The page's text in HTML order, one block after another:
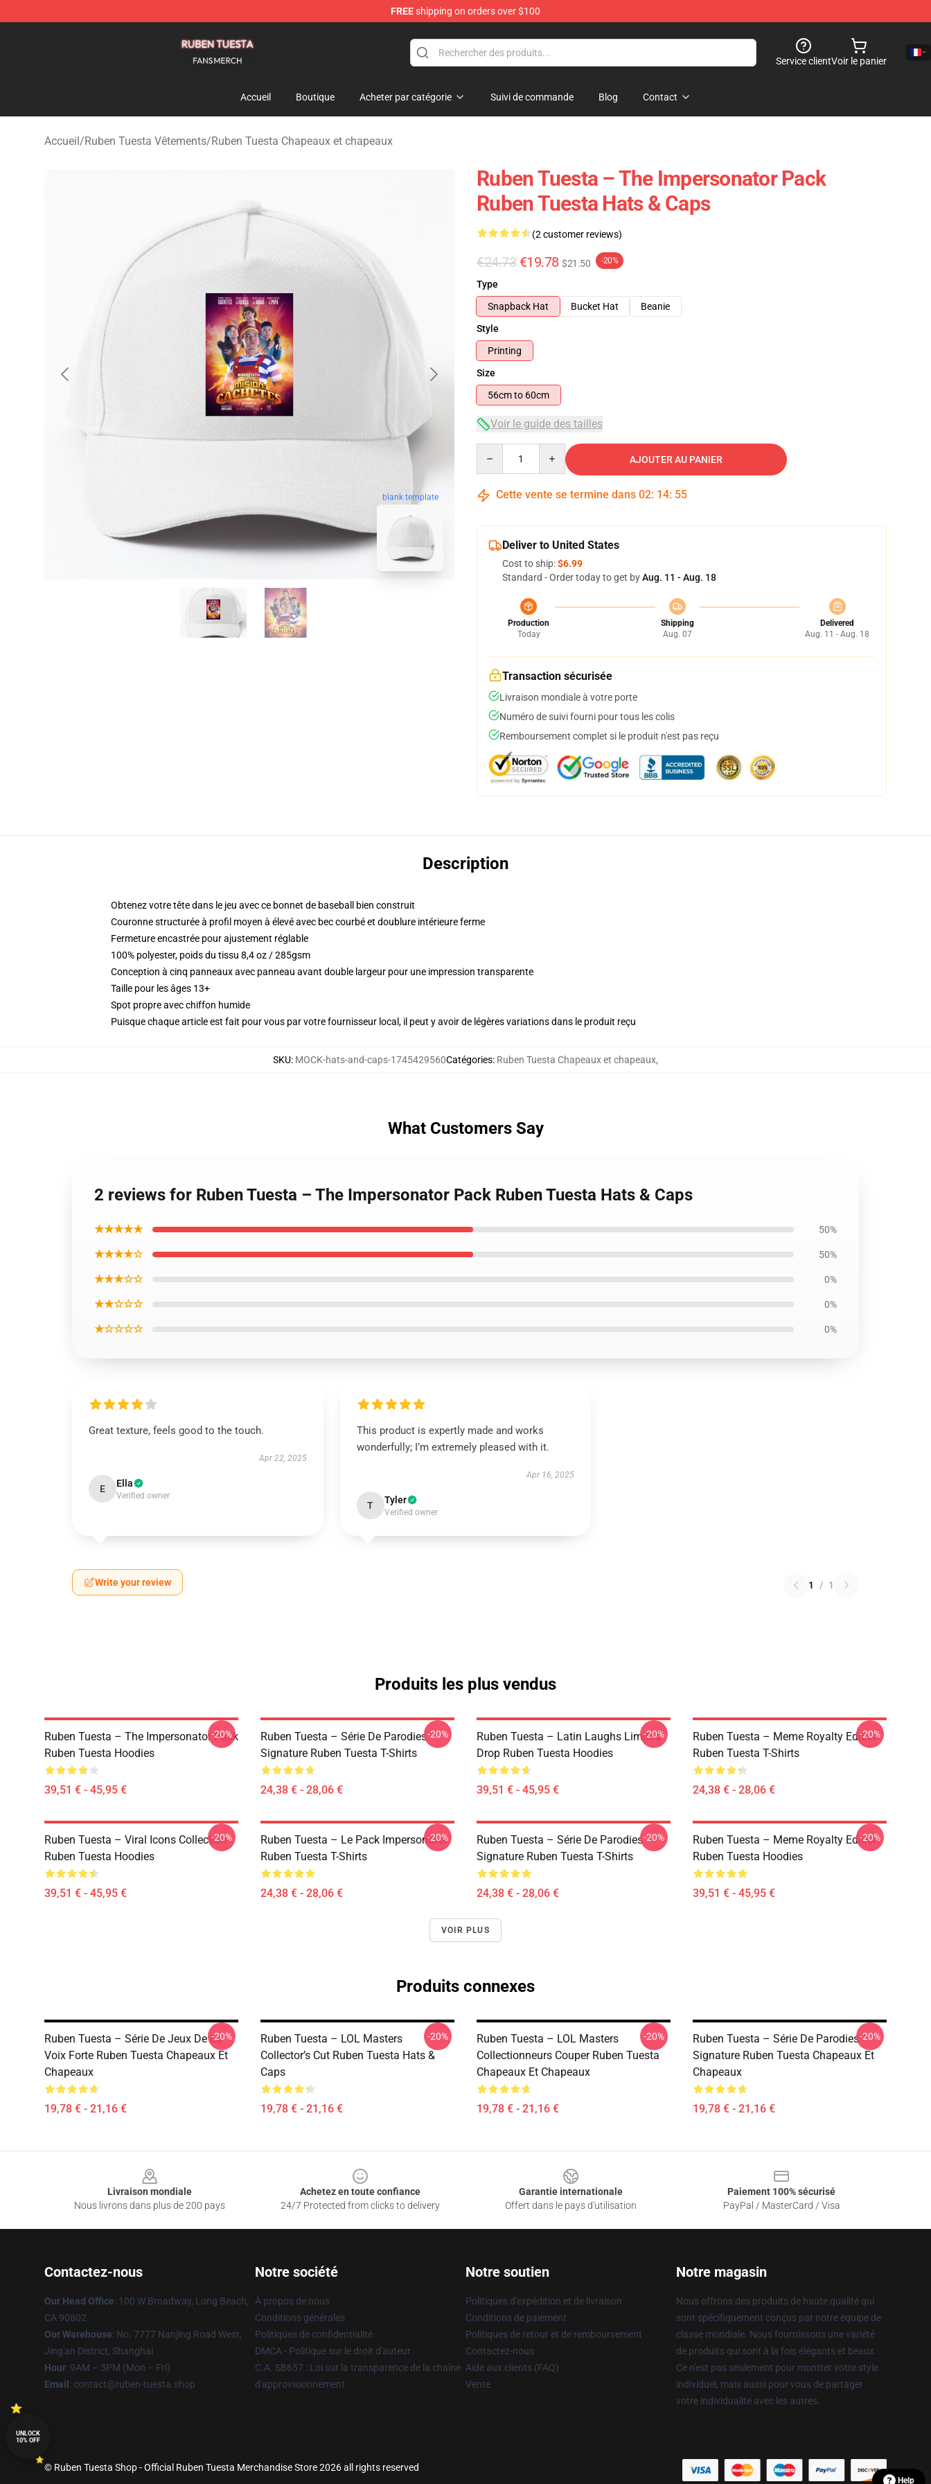
FREEshipping on orders over $100
Service clientVoir le panier
Accueil Boutique Acheter par catégorie Suivi de commande Blog Contact
Accueil/Ruben Tuesta Vêtements/Ruben Tuesta Chapeaux et chapeaux
blank template
Ruben Tuesta – The Impersonator Pack
Ruben Tuesta Hats & Caps
(2 customer reviews)
€24.73 €19.78 $21.50 -20%
Type
Snapback Hat
Bucket Hat
Beanie
Style
Printing
Size
56cm to 60cm
Voir le guide des tailles
AJOUTER AU PANIER
Cette vente se termine dans 02: 14: 54
Deliver to United States
Cost to ship:$6.99
Standard - Order today to get byAug. 11 - Aug. 18
Production
Today
Shipping
Aug. 07
Delivered
Aug. 11 - Aug. 18
Transaction sécurisée
Livraison mondiale à votre porte
Numéro de suivi fourni pour tous les colis
Remboursement complet si le produit n'est pas reçu
Description
Obtenez votre tête dans le jeu avec ce bonnet de baseball bien construit
Couronne structurée à profil moyen à élevé avec bec courbé et doublure intérieure ferme
Fermeture encastrée pour ajustement réglable
100% polyester, poids du tissu 8,4 oz / 285gsm
Conception à cinq panneaux avec panneau avant double largeur pour une impression transparente
Taille pour les âges 13+
Spot propre avec chiffon humide
Puisque chaque article est fait pour vous par votre fournisseur local, il peut y avoir de légères variations dans le produit reçu
SKU: MOCK-hats-and-caps-1745429560Catégories: Ruben Tuesta Chapeaux et chapeaux,
What Customers Say
2 reviews for Ruben Tuesta – The Impersonator Pack Ruben Tuesta Hats & Caps
★★★★★ 50%
★★★★☆ 50%
★★★☆☆ 0%
★★☆☆☆ 0%
★☆☆☆☆ 0%
Great texture, feels good to the touch.
Apr 22, 2025
E Ella
Verified owner
This product is expertly made and works
wonderfully; I’m extremely pleased with it.
Apr 16, 2025
T Tyler
Verified owner
Write your review 1 / 1
Produits les plus vendus
Ruben Tuesta – The Impersonator Pack
Ruben Tuesta Hoodies
39,51 € - 45,95 €
-20%
Ruben Tuesta – Série De Parodies
Signature Ruben Tuesta T-Shirts
24,38 € - 28,06 €
-20%
Ruben Tuesta – Latin Laughs Limited
Drop Ruben Tuesta Hoodies
39,51 € - 45,95 €
-20%
Ruben Tuesta – Meme Royalty Edition
Ruben Tuesta T-Shirts
24,38 € - 28,06 €
-20%
Ruben Tuesta – Viral Icons Collection
Ruben Tuesta Hoodies
39,51 € - 45,95 €
-20%
Ruben Tuesta – Le Pack Impersonator
Ruben Tuesta T-Shirts
24,38 € - 28,06 €
-20%
Ruben Tuesta – Série De Parodies
Signature Ruben Tuesta T-Shirts
24,38 € - 28,06 €
-20%
Ruben Tuesta – Meme Royalty Edition
Ruben Tuesta Hoodies
39,51 € - 45,95 €
-20%
VOIR PLUS
Produits connexes
Ruben Tuesta – Série De Jeux De La
Voix Forte Ruben Tuesta Chapeaux Et
Chapeaux
19,78 € - 21,16 €
-20%
Ruben Tuesta – LOL Masters
Collector’s Cut Ruben Tuesta Hats &
Caps
19,78 € - 21,16 €
-20%
Ruben Tuesta – LOL Masters
Collectionneurs Couper Ruben Tuesta
Chapeaux Et Chapeaux
19,78 € - 21,16 €
-20%
Ruben Tuesta – Série De Parodies
Signature Ruben Tuesta Chapeaux Et
Chapeaux
19,78 € - 21,16 €
-20%
Livraison mondiale
Nous livrons dans plus de 200 pays
Achetez en toute confiance
24/7 Protected from clicks to delivery
Garantie internationale
Offert dans le pays d'utilisation
Paiement 100% sécurisé
PayPal / MasterCard / Visa
Contactez-nous
Our Head Office: 100 W Broadway, Long Beach,
CA 90802
Our Warehouse: No. 7777 Nanjing Road West,
Jing'an District, Shanghai
Hour: 9AM – 5PM (Mon – Fri)
Email : contact@ruben-tuesta.shop
Notre société
À propos de nous
Conditions générales
Politiques de confidentialité
DMCA - Politique sur le droit d'auteur
C.A. SB657 : Loi sur la transparence de la chaîne
d'approvisionnement
Notre soutien
Politiques d'expédition et de livraison
Conditions de paiement
Politiques de retour et de remboursement
Contactez-nous
Aide aux clients (FAQ)
Vente
Notre magasin
Nous offrons des produits de haute qualité qui
sont spécifiquement conçus par notre équipe de
classe mondiale. Nous fournissons une variété
de produits qui sont à la fois élégants et beaux.
Ce n'est pas seulement pour montrer votre style
individuel, mais aussi pour vous de partager
votre individualité avec les autres.
© Ruben Tuesta Shop - Official Ruben Tuesta Merchandise Store 2026 all rights reserved
Help
UNLOCK
10% OFF